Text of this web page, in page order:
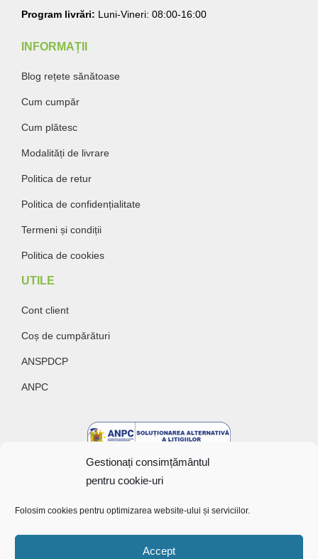
Gestionați consimțământul
pentru cookie-uri
Folosim cookies pentru optimizarea website-ului și serviciilor.
Accept
Program livrări: Luni-Vineri: 08:00-16:00
INFORMAȚII
Blog rețete sănătoase
Cum cumpăr
Cum plătesc
Modalități de livrare
Politica de retur
Politica de confidențialitate
Termeni și condiții
Politica de cookies
UTILE
Cont client
Coș de cumpărături
ANSPDCP
ANPC
Copyright @ 2022 Bunătăți cu gust